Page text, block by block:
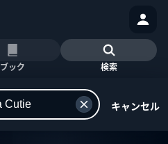
ブック 検索
キャンセル